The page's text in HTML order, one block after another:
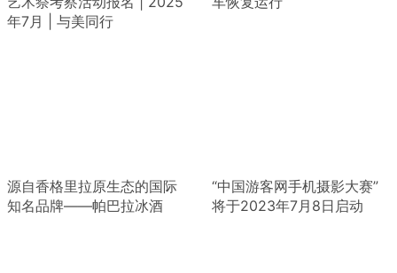
年7月 | 与美同行
源自香格里拉原生态的国际
知名品牌——帕巴拉冰酒
“中国游客网手机摄影大赛”
将于2023年7月8日启动